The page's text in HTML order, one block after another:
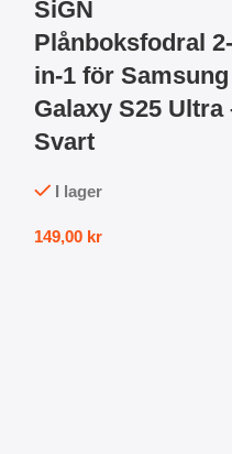
SiGN
Plånboksfodral 2-
in-1 för Samsung
Galaxy S25 Ultra
Svart
I lager
149,00 kr